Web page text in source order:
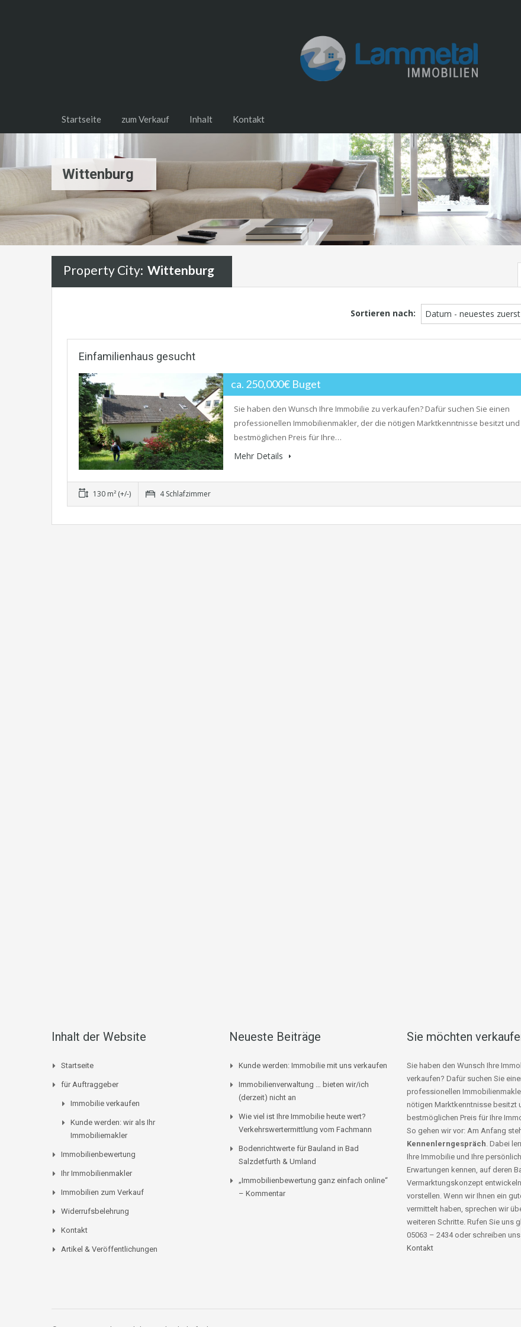
Startseite zum Verkauf Inhalt Kontakt
Wittenburg
Property City: Wittenburg
Sortieren nach: Datum - neuestes zuerst
Einfamilienhaus gesucht
ca. 250,000€ Buget
Sie haben den Wunsch Ihre Immobilie zu verkaufen? Dafür suchen Sie einen
professionellen Immobilienmakler, der die nötigen Marktkenntnisse besitzt
bestmöglichen Preis für Ihre…
Mehr Details
130 m² (+/-) 4 Schlafzimmer
Inhalt der Website
Startseite
für Auftraggeber
Immobilie verkaufen
Kunde werden: wir als Ihr
Immobiliemakler
Immobilienbewertung
Ihr Immobilienmakler
Immobilien zum Verkauf
Widerrufsbelehrung
Kontakt
Artikel & Veröffentlichungen
Neueste Beiträge
Kunde werden: Immobilie mit uns verkaufen
Immobilienverwaltung … bieten wir/ich
(derzeit) nicht an
Wie viel ist Ihre Immobilie heute wert?
Verkehrswertermittlung vom Fachmann
Bodenrichtwerte für Bauland in Bad
Salzdetfurth & Umland
„Immobilienbewertung ganz einfach online“
– Kommentar
Sie möchten
Sie haben den Wunsch Ihre
verkaufen? Dafür suchen Sie
professionellen
nötigen Marktkenntnisse besitzt
bestmöglichen Preis für Ihre
So gehen wir vor: Am Anfang
Kennenlerngespräch . Dabei
Ihre Immobilie und Ihre
Erwartungen kennen, auf deren
Vermarktungskonzept
vorstellen. Wenn wir Ihnen ein
vermittelt haben, sprechen wir
weiteren Schritte. Rufen Sie uns
05063 – 2434 oder schreiben
Kontakt